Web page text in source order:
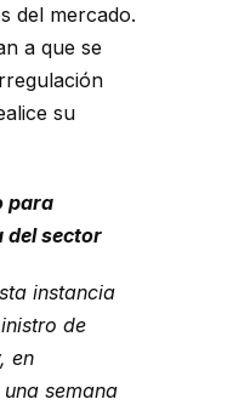
del mercado.
a que se
su
para
del sector
instancia
de
en
semana